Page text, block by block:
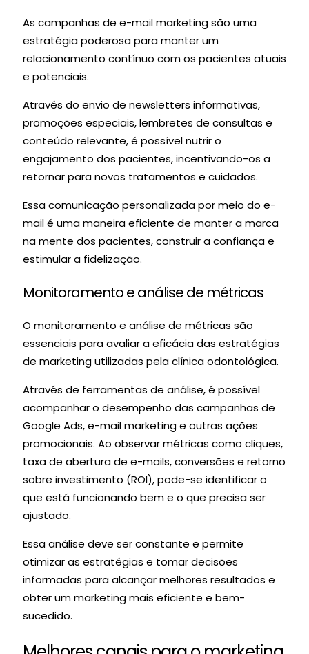
As campanhas de e-mail marketing são uma
estratégia poderosa para manter um
relacionamento contínuo com os pacientes atuais
e potenciais.
Através do envio de newsletters informativas,
promoções especiais, lembretes de consultas e
conteúdo relevante, é possível nutrir o
engajamento dos pacientes, incentivando-os a
retornar para novos tratamentos e cuidados.
Essa comunicação personalizada por meio do e-
mail é uma maneira eficiente de manter a marca
na mente dos pacientes, construir a confiança e
estimular a fidelização.
Monitoramento e análise de métricas
O monitoramento e análise de métricas são
essenciais para avaliar a eficácia das estratégias
de marketing utilizadas pela clínica odontológica.
Através de ferramentas de análise, é possível
acompanhar o desempenho das campanhas de
Google Ads, e-mail marketing e outras ações
promocionais. Ao observar métricas como cliques,
taxa de abertura de e-mails, conversões e retorno
sobre investimento (ROI), pode-se identificar o
que está funcionando bem e o que precisa ser
ajustado.
Essa análise deve ser constante e permite
otimizar as estratégias e tomar decisões
informadas para alcançar melhores resultados e
obter um marketing mais eficiente e bem-
sucedido.